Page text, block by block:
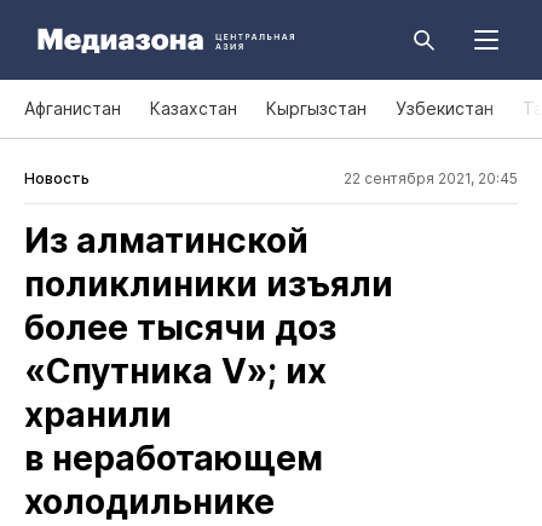
Афганистан Казахстан Кыргызстан Узбекистан
Новость 22 сентября 2021, 20:45
Из алматинской
поликлиники изъяли
более тысячи доз
«Спутника V»; их
хранили
в неработающем
холодильнике